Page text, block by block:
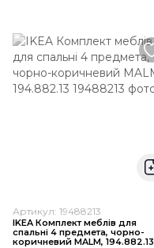
Артикул: 19488213
IKEA Комплект меблів для
спальні 4 предмета, чорно-
коричневий MALM, 194.882.13